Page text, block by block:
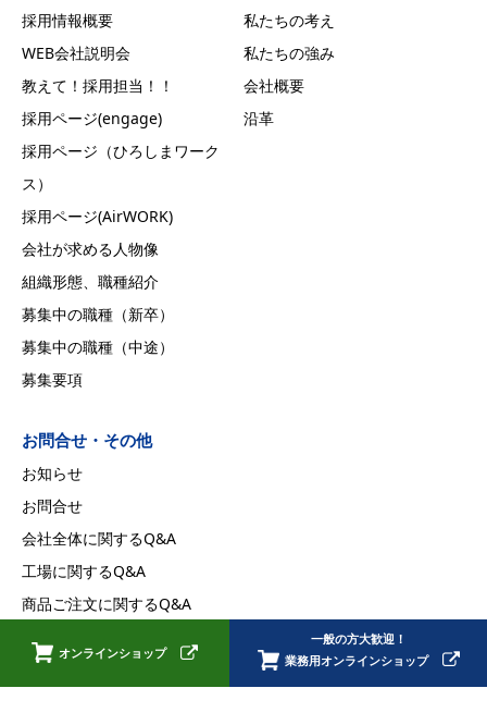
オンラインショップ
一般の方大歓迎！
業務用オンラインショップ
採用情報概要
WEB会社説明会
教えて！採用担当！！
採用ページ(engage)
採用ページ（ひろしまワーク
ス）
採用ページ(AirWORK)
会社が求める人物像
組織形態、職種紹介
募集中の職種（新卒）
募集中の職種（中途）
募集要項
私たちの考え
私たちの強み
会社概要
沿革
お問合せ・その他
お知らせ
お問合せ
会社全体に関するQ&A
工場に関するQ&A
商品ご注文に関するQ&A
プライバシーポリシー